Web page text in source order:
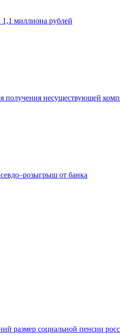
1,1 миллиона рублей
получения несуществующей
от банка
размер социальной пенсии